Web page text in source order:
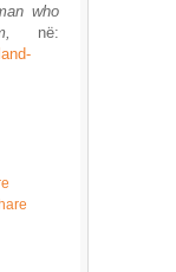
who
në: